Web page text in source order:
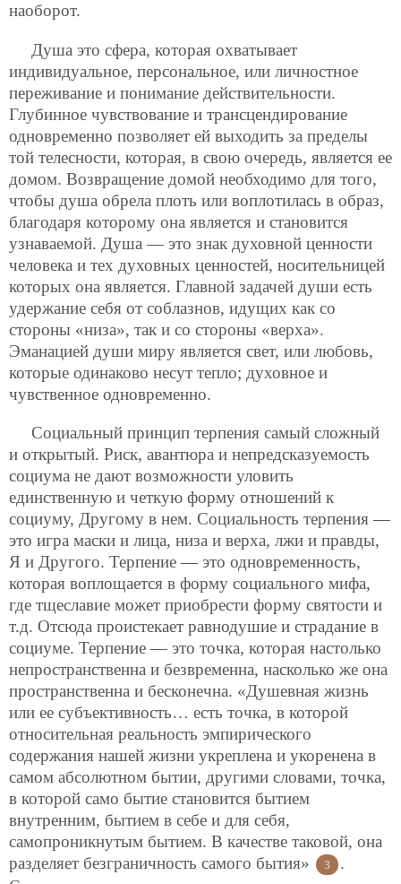
наоборот.
Душа это сфера, которая охватывает
индивидуальное, персональное, или личностное
переживание и понимание действительности.
Глубинное чувствование и трансцендирование
одновременно позволяет ей выходить за пределы
той телесности, которая, в свою очередь, является ее
домом. Возвращение домой необходимо для того,
чтобы душа обрела плоть или воплотилась в образ,
благодаря которому она является и становится
узнаваемой. Душа — это знак духовной ценности
человека и тех духовных ценностей, носительницей
которых она является. Главной задачей души есть
удержание себя от соблазнов, идущих как со
стороны «низа», так и со стороны «верха».
Эманацией души миру является свет, или любовь,
которые одинаково несут тепло; духовное и
чувственное одновременно.
Социальный принцип терпения самый сложный
и открытый. Риск, авантюра и непредсказуемость
социума не дают возможности уловить
единственную и четкую форму отношений к
социуму, Другому в нем. Социальность терпения —
это игра маски и лица, низа и верха, лжи и правды,
Я и Другого. Терпение — это одновременность,
которая воплощается в форму социального мифа,
где тщеславие может приобрести форму святости и
т.д. Отсюда проистекает равнодушие и страдание в
социуме. Терпение — это точка, которая настолько
непространственна и безвременна, насколько же она
пространственна и бесконечна. «Душевная жизнь
или ее субъективность… есть точка, в которой
относительная реальность эмпирического
содержания нашей жизни укреплена и укоренена в
самом абсолютном бытии, другими словами, точка,
в которой само бытие становится бытием
внутренним, бытием в себе и для себя,
самопроникнутым бытием. В качестве таковой, она
разделяет безграничность самого бытия» 3
.